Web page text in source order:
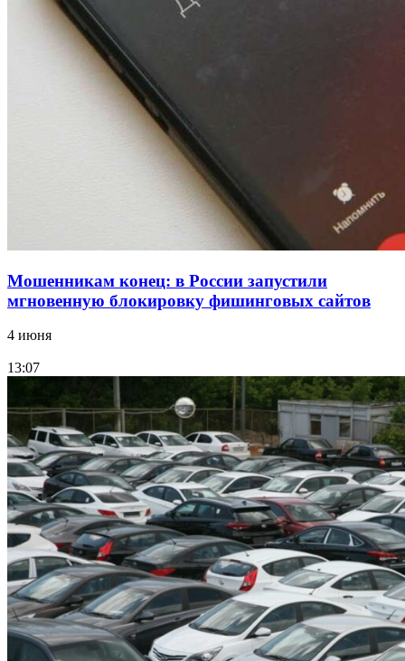
Сладкий праздник в Волгограде: в Центральном
парке прошёл фестиваль „Арбузный переполох“
Волгоградские компании нарастили экспорт:
заключены контракты на 3,6 млн долларов
Мошенникам конец: в России запустили
мгновенную блокировку фишинговых сайтов
4 июня
13:07